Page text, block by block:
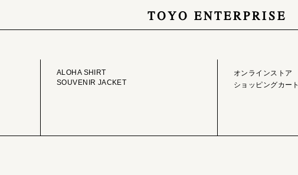
TOYO ENTERPRISE
ONLINE STORE
ALOHA SHIRT
SOUVENIR JACKET
オンラインストア
ショッピングカート